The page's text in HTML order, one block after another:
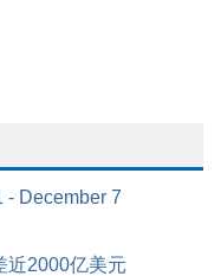
- December 7
近2000亿美元